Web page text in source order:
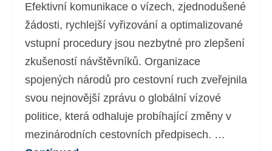
Efektivní komunikace o vízech, zjednodušené
žádosti, rychlejší vyřizování a optimalizované
vstupní procedury jsou nezbytné pro zlepšení
zkušeností návštěvníků. Organizace
spojených národů pro cestovní ruch zveřejnila
svou nejnovější zprávu o globální vízové
politice, která odhaluje probíhající změny v
mezinárodních cestovních předpisech. …